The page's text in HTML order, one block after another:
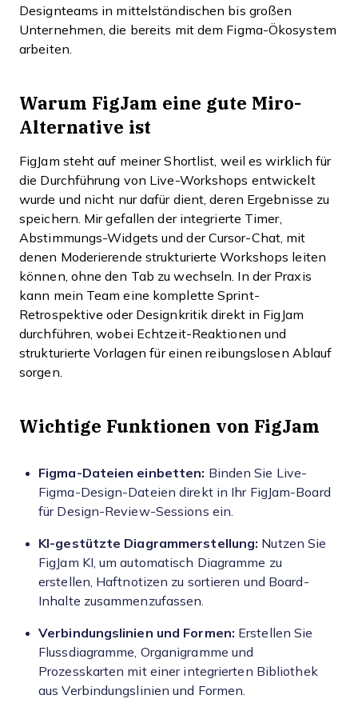
Designteams in mittelständischen bis großen
Unternehmen, die bereits mit dem Figma-Ökosystem
arbeiten.
Warum FigJam eine gute Miro-
Alternative ist
FigJam steht auf meiner Shortlist, weil es wirklich für
die Durchführung von Live-Workshops entwickelt
wurde und nicht nur dafür dient, deren Ergebnisse zu
speichern. Mir gefallen der integrierte Timer,
Abstimmungs-Widgets und der Cursor-Chat, mit
denen Moderierende strukturierte Workshops leiten
können, ohne den Tab zu wechseln. In der Praxis
kann mein Team eine komplette Sprint-
Retrospektive oder Designkritik direkt in FigJam
durchführen, wobei Echtzeit-Reaktionen und
strukturierte Vorlagen für einen reibungslosen Ablauf
sorgen.
Wichtige Funktionen von FigJam
Figma-Dateien einbetten: Binden Sie Live-
Figma-Design-Dateien direkt in Ihr FigJam-Board
für Design-Review-Sessions ein.
KI-gestützte Diagrammerstellung: Nutzen Sie
FigJam KI, um automatisch Diagramme zu
erstellen, Haftnotizen zu sortieren und Board-
Inhalte zusammenzufassen.
Verbindungslinien und Formen: Erstellen Sie
Flussdiagramme, Organigramme und
Prozesskarten mit einer integrierten Bibliothek
aus Verbindungslinien und Formen.